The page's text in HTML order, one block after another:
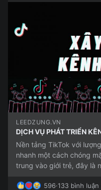
LEEDZUNG.VN
DỊCH VỤ PHÁT TRIỂN
Nền tảng TikTok với
nhanh một cách chóng
trung vào giới trẻ, đây là
596·133 bình luận